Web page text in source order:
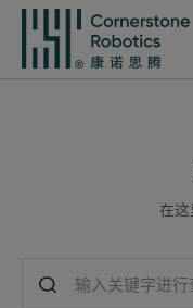
创新中心
在